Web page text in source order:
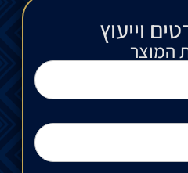
וייעוץ​
המוצר